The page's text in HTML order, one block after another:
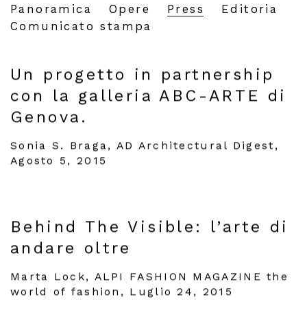
Panoramica Opere Press
Editoria
Comunicato stampa
Un progetto in partnership
con la galleria ABC-ARTE di
Genova.
Sonia S. Braga, AD Architectural Digest,
Agosto 5, 2015
Behind The Visible: l’arte di
andare oltre
Marta Lock, ALPI FASHION MAGAZINE the
world of fashion, Luglio 24, 2015